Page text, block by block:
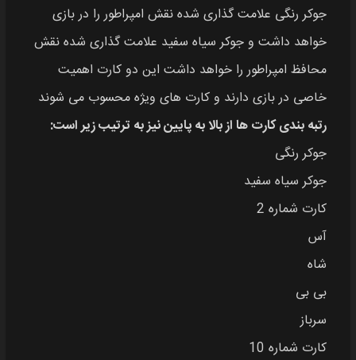
جوکر رنگی علامت گذاری شده نقش امپراطور را در بازی
خواهد داشت و جوکر سیاه سفید علامت گذاری شده نقش
محافظ امپراطور را خواهد داشت این دو کارت اهمیت
خاصی در بازی دارند و کارت های ویژه محسوب می شوند
رتبه بندی کارت ها از بالا به پایین نیز به ترتیب زیر است:
جوکر رنگی
جوکر سیاه سفید
کارت شماره 2
آس
شاه
بی بی
سرباز
کارت شماره 10